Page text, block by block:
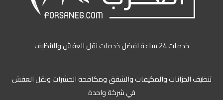
خدمات 24 ساعة افضل خدمات نقل العفش والتنظيف
تنظيف الخزانات والمكيفات والشقق ومكافحة الحشرات ونقل العفش
في شركة واحدة